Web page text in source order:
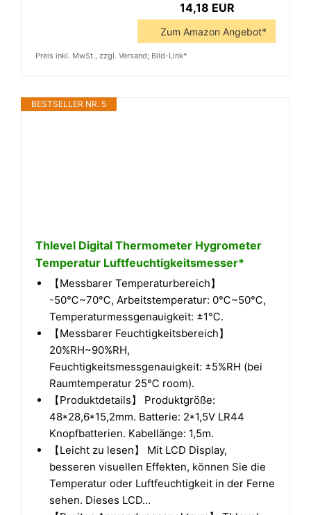
14,18 EUR
Zum Amazon Angebot*
Preis inkl. MwSt., zzgl. Versand; Bild-Link*
BESTSELLER NR. 5
Thlevel Digital Thermometer Hygrometer
Temperatur Luftfeuchtigkeitsmesser*
【Messbarer Temperaturbereich】
-50℃~70℃, Arbeitstemperatur: 0℃~50℃,
Temperaturmessgenauigkeit: ±1℃.
【Messbarer Feuchtigkeitsbereich】
20%RH~90%RH,
Feuchtigkeitsmessgenauigkeit: ±5%RH (bei
Raumtemperatur 25℃ room).
【Produktdetails】 Produktgröße:
48*28,6*15,2mm. Batterie: 2*1,5V LR44
Knopfbatterien. Kabellänge: 1,5m.
【Leicht zu lesen】 Mit LCD Display,
besseren visuellen Effekten, können Sie die
Temperatur oder Luftfeuchtigkeit in der Ferne
sehen. Dieses LCD...